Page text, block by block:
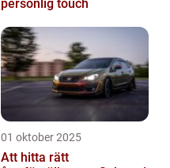
personlig touch
01 oktober 2025
Att hitta rätt